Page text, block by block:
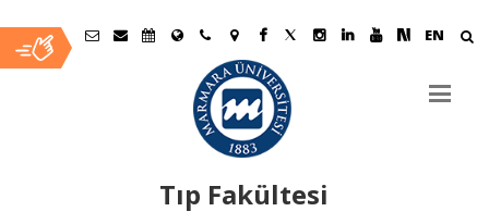
EN
Tıp Fakültesi